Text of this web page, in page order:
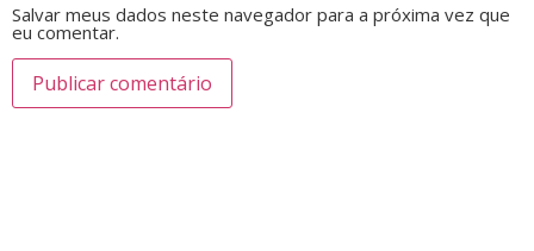
Salvar meus dados neste navegador para a próxima vez que
eu comentar.